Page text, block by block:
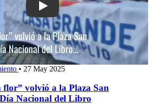
Play: “Un libro y una flor” volvió a la
• 27 May 2025
volvió a la Plaza San
Nacional del Libro